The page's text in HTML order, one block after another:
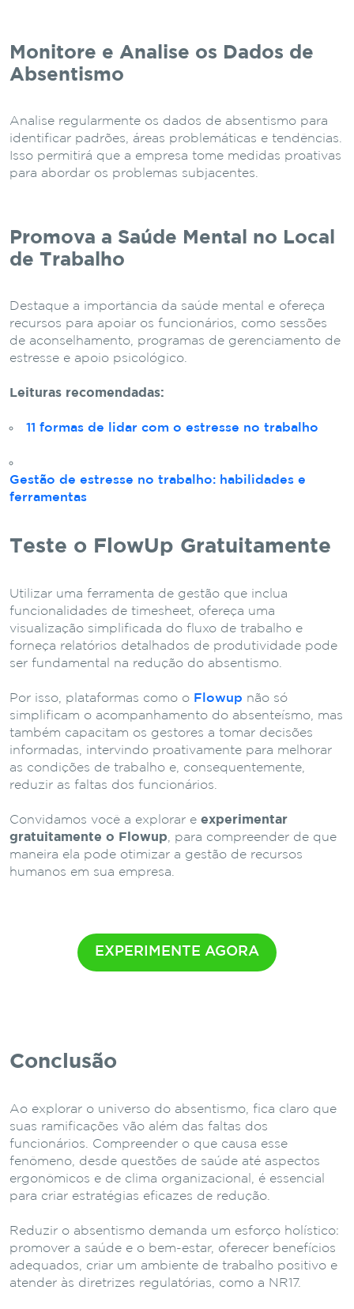
Monitore e Analise os Dados de
Absentismo
Analise regularmente os dados de absentismo para
identificar padrões, áreas problemáticas e tendências.
Isso permitirá que a empresa tome medidas proativas
para abordar os problemas subjacentes.
Promova a Saúde Mental no Local
de Trabalho
Destaque a importância da saúde mental e ofereça
recursos para apoiar os funcionários, como sessões
de aconselhamento, programas de gerenciamento de
estresse e apoio psicológico.
Leituras recomendadas:
11 formas de lidar com o estresse no trabalho
Gestão de estresse no trabalho: habilidades e
ferramentas
Teste o FlowUp Gratuitamente
Utilizar uma ferramenta de gestão que inclua
funcionalidades de timesheet, ofereça uma
visualização simplificada do fluxo de trabalho e
forneça relatórios detalhados de produtividade pode
ser fundamental na redução do absentismo.
Por isso, plataformas como o Flowup não só
simplificam o acompanhamento do absenteísmo, mas
também capacitam os gestores a tomar decisões
informadas, intervindo proativamente para melhorar
as condições de trabalho e, consequentemente,
reduzir as faltas dos funcionários.
Convidamos você a explorar e experimentar
gratuitamente o Flowup , para compreender de que
maneira ela pode otimizar a gestão de recursos
humanos em sua empresa.
EXPERIMENTE AGORA
Conclusão
Ao explorar o universo do absentismo, fica claro que
suas ramificações vão além das faltas dos
funcionários. Compreender o que causa esse
fenômeno, desde questões de saúde até aspectos
ergonômicos e de clima organizacional, é essencial
para criar estratégias eficazes de redução.
Reduzir o absentismo demanda um esforço holístico:
promover a saúde e o bem-estar, oferecer benefícios
adequados, criar um ambiente de trabalho positivo e
atender às diretrizes regulatórias, como a NR17.